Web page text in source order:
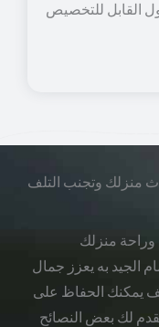
منزلك وتجنب التلف
وراحة منزلك
الجيد به يعزز جمال
يمكنك الحفاظ على
لك بعض النصائح